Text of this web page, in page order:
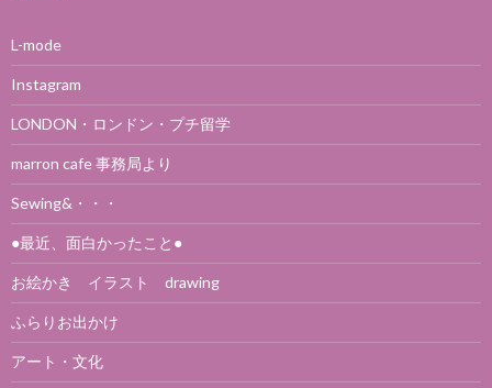
L-mode
Instagram
LONDON・ロンドン・プチ留学
marron cafe 事務局より
Sewing&・・・
●最近、面白かったこと●
お絵かき イラスト drawing
ふらりお出かけ
アート・文化